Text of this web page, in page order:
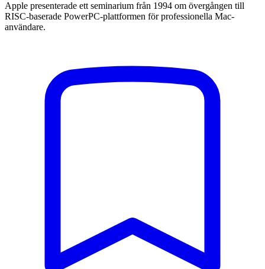
Apple presenterade ett seminarium från 1994 om övergången till
RISC-baserade PowerPC-plattformen för professionella Mac-
användare.